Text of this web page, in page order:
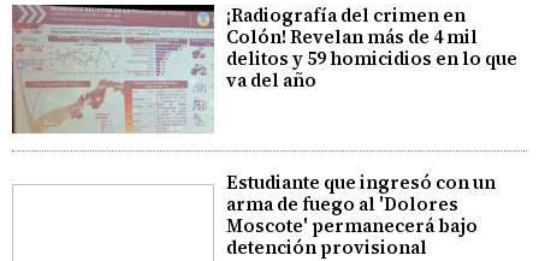
¡Radiografía del crimen en
Colón! Revelan más de 4 mil
delitos y 59 homicidios en lo que
va del año
Estudiante que ingresó con un
arma de fuego al 'Dolores
Moscote' permanecerá bajo
detención provisional